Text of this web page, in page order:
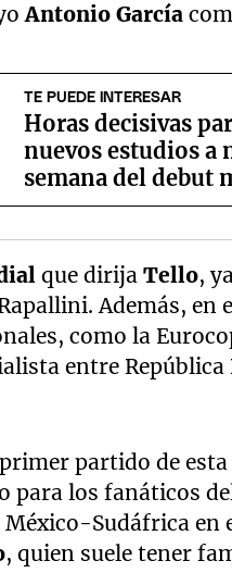
Antonio García
TE PUEDE INTERESAR
Horas decisivas
nuevos estudios a
semana del debut
que dirijaTello,
Además,
como la
entre
partido de
para los fanáticos
Sudáfrica en
, quien suele tener